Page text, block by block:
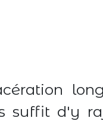
suffit d'y